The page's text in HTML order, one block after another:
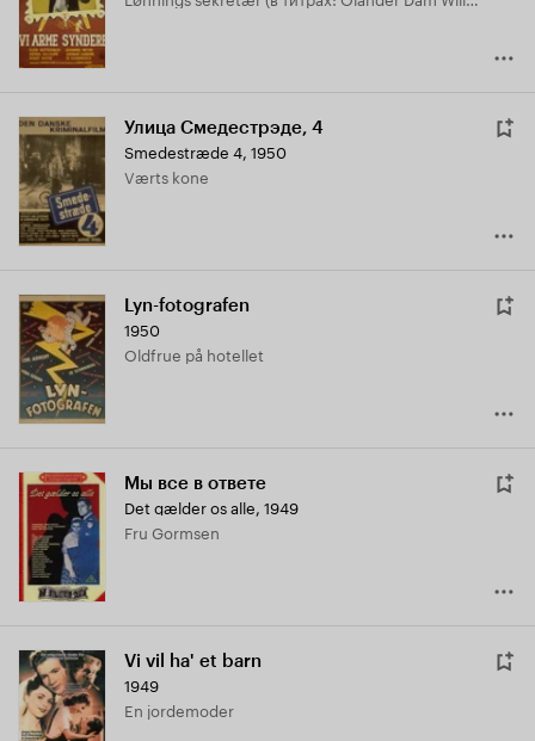
Улица Смедестрэде, 4
Smedestræde 4, 1950
Værts kone
Lyn-fotografen
1950
Oldfrue på hotellet
Мы все в ответе
Det gælder os alle, 1949
Fru Gormsen
Vi vil ha' et barn
1949
En jordemoder